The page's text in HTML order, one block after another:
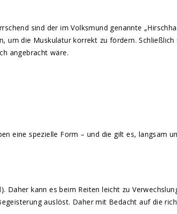
sind der im Volksmund genannte
die Muskulatur korrekt zu fördern.
angebracht wäre.
eine spezielle Form – und die gilt es, langsam
kann es beim Reiten leicht zu
auslöst. Daher mit Bedacht auf die